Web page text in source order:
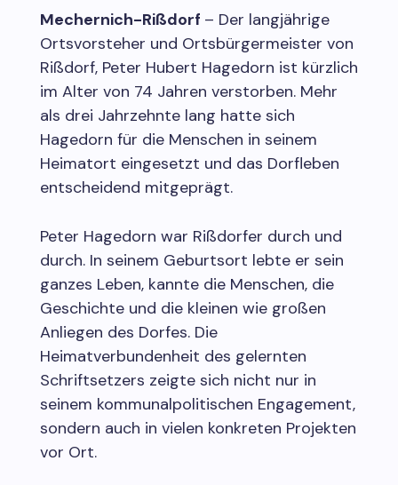
Mechernich-Rißdorf – Der langjährige
Ortsvorsteher und Ortsbürgermeister von
Rißdorf, Peter Hubert Hagedorn ist kürzlich
im Alter von 74 Jahren verstorben. Mehr
als drei Jahrzehnte lang hatte sich
Hagedorn für die Menschen in seinem
Heimatort eingesetzt und das Dorfleben
entscheidend mitgeprägt.
Peter Hagedorn war Rißdorfer durch und
durch. In seinem Geburtsort lebte er sein
ganzes Leben, kannte die Menschen, die
Geschichte und die kleinen wie großen
Anliegen des Dorfes. Die
Heimatverbundenheit des gelernten
Schriftsetzers zeigte sich nicht nur in
seinem kommunalpolitischen Engagement,
sondern auch in vielen konkreten Projekten
vor Ort.